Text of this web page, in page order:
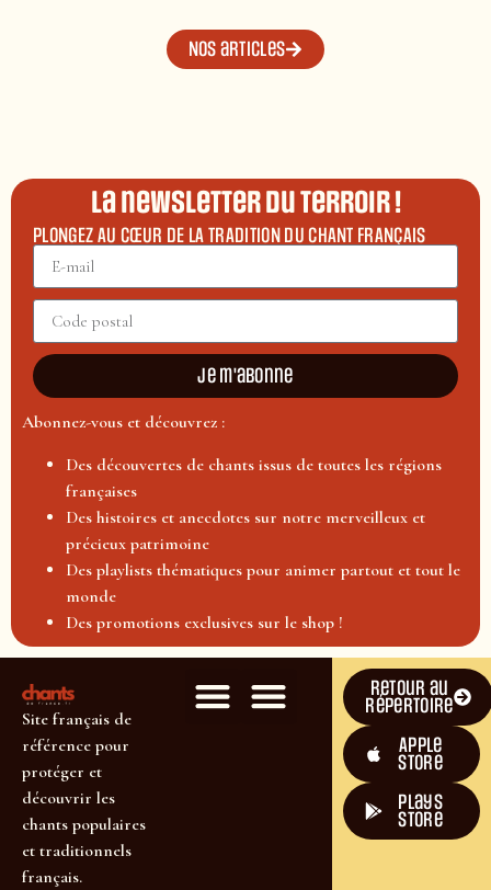
Nos articles
La newsletter du terroir !
PLONGEZ AU CŒUR DE LA TRADITION DU CHANT FRANÇAIS
Je m'abonne
Abonnez-vous et découvrez :
Des découvertes de chants issus de toutes les régions
françaises
Des histoires et anecdotes sur notre merveilleux et
précieux patrimoine
Des playlists thématiques pour animer partout et tout le
monde
Des promotions exclusives sur le shop !
Site français de
référence pour
protéger et
découvrir les
chants populaires
et traditionnels
français.
Retour au
répertoire
Apple
Store
plays
store